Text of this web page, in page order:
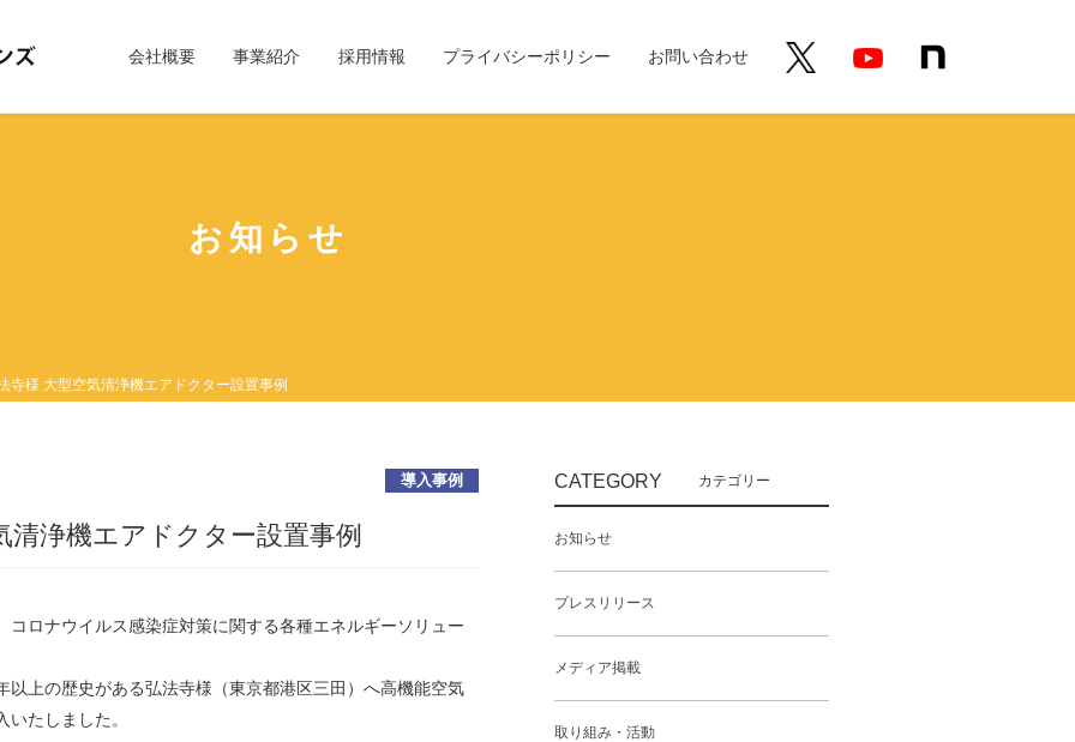
会社概要 事業紹介 採用情報 プライバシーポリシー お問い合わせ
お知らせ
寺様 大型空気清浄機エアドクター設置事例
導入事例
清浄機エアドクター設置事例
ロナウイルス感染症対策に関する各種エネルギーソリュー
上の歴史がある弘法寺様（東京都港区三田）へ高機能空気
たしました。
CATEGORY
お知らせ
プレスリリース
メディア掲載
取り組み・活動